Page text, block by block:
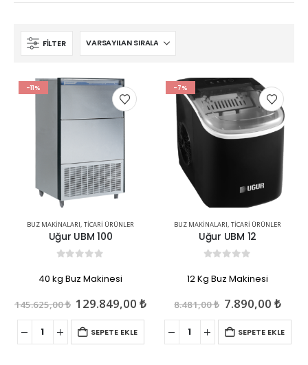
FILTER
-11%
BUZ MAKINALARI, TICARI ÜRÜNLER
Uğur UBM 100
40 kg Buz Makinesi
145.625,00₺ Orijinal
145.625,00 ₺.
129.849,00 ₺Şu
fiyat:
129.849,00 ₺.
SEPETE EKLE
-7%
BUZ MAKINALARI, TICARI ÜRÜNLER
Uğur UBM 12
12 Kg Buz Makinesi
8.481,00₺ Orijinal
8.481,00 ₺.
7.890,00 ₺Şu
SEPETE EKLE